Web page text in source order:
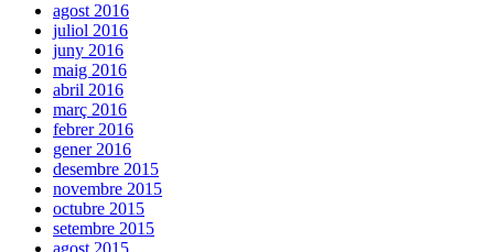
agost 2016
juliol 2016
juny 2016
maig 2016
abril 2016
març 2016
febrer 2016
gener 2016
desembre 2015
novembre 2015
octubre 2015
setembre 2015
agost 2015